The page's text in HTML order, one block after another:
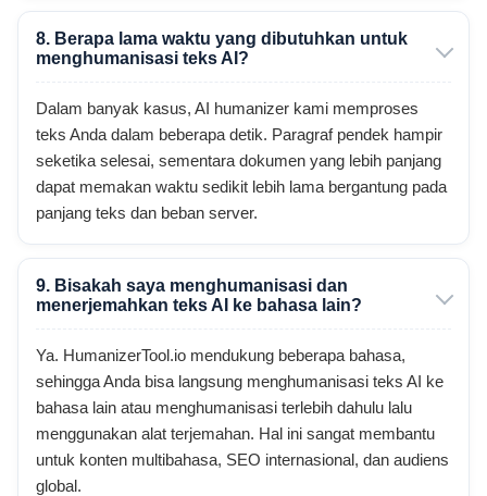
8. Berapa lama waktu yang dibutuhkan untuk
menghumanisasi teks AI?
Dalam banyak kasus, AI humanizer kami memproses
teks Anda dalam beberapa detik. Paragraf pendek hampir
seketika selesai, sementara dokumen yang lebih panjang
dapat memakan waktu sedikit lebih lama bergantung pada
panjang teks dan beban server.
9. Bisakah saya menghumanisasi dan
menerjemahkan teks AI ke bahasa lain?
Ya. HumanizerTool.io mendukung beberapa bahasa,
sehingga Anda bisa langsung menghumanisasi teks AI ke
bahasa lain atau menghumanisasi terlebih dahulu lalu
menggunakan alat terjemahan. Hal ini sangat membantu
untuk konten multibahasa, SEO internasional, dan audiens
global.